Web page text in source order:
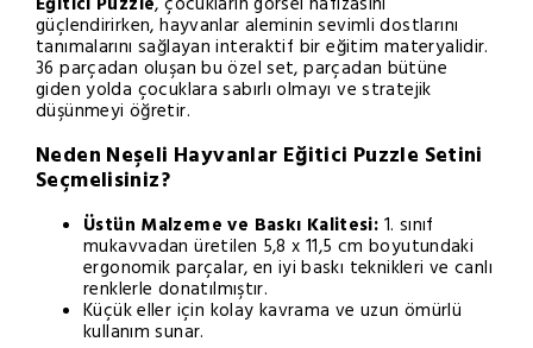
güçlendirirken, hayvanlar aleminin sevimli dostlarını
tanımalarını sağlayan interaktif bir eğitim materyalidir.
36 parçadan oluşan bu özel set, parçadan bütüne
giden yolda çocuklara sabırlı olmayı ve stratejik
düşünmeyi öğretir.
Neden Neşeli Hayvanlar Eğitici Puzzle Setini
Seçmelisiniz?
Üstün Malzeme ve Baskı Kalitesi: 1. sınıf
mukavvadan üretilen 5,8 x 11,5 cm boyutundaki
ergonomik parçalar, en iyi baskı teknikleri ve canlı
renklerle donatılmıştır.
Küçük eller için kolay kavrama ve uzun ömürlü
kullanım sunar.